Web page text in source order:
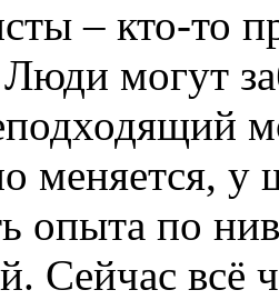
– кто-то
могут
меняется, у
опыта по
Сейчас всё